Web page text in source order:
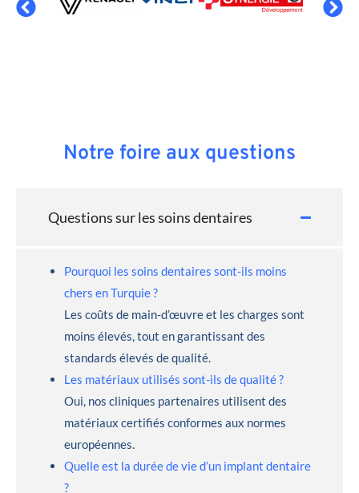
Notre foire aux questions
Questions sur les soins dentaires
Pourquoi les soins dentaires sont-ils moins
chers en Turquie ?
Les coûts de main-d’œuvre et les charges sont
moins élevés, tout en garantissant des
standards élevés de qualité.
Les matériaux utilisés sont-ils de qualité ?
Oui, nos cliniques partenaires utilisent des
matériaux certifiés conformes aux normes
européennes.
Quelle est la durée de vie d’un implant dentaire
?